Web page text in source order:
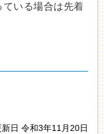
いる場合は先着
新日 令和3年11月20日